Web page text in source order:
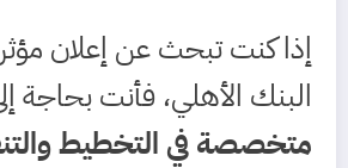
إذا كنت تبحث عن إعلان
البنك الأهلي، فأنت بحاجة
متخصصة في التخطيط